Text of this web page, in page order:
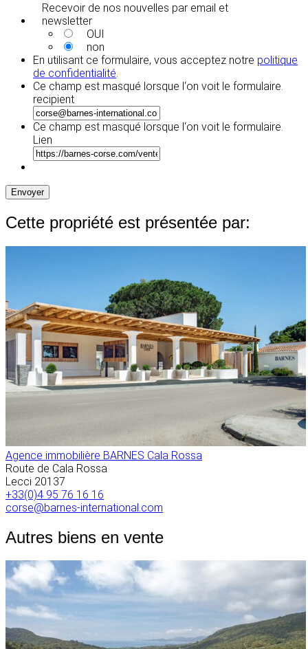
Recevoir de nos nouvelles par email et
newsletter
OUI
non
En utilisant ce formulaire, vous acceptez notre politique
de confidentialité
Ce champ est masqué lorsque l‘on voit le formulaire.
recipient
Ce champ est masqué lorsque l‘on voit le formulaire.
Lien
Envoyer
Cette propriété est présentée par:
Agence immobilière BARNES Cala Rossa
Route de Cala Rossa
Lecci 20137
+33(0)4 95 76 16 16
corse@barnes-international.com
Autres biens en vente